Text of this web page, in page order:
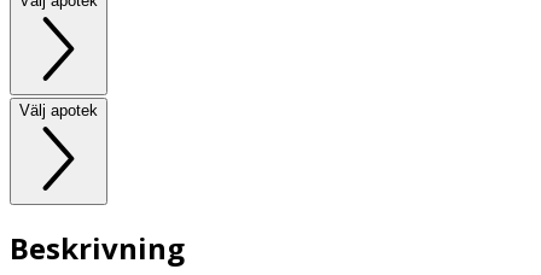
Välj apotek
Beskrivning